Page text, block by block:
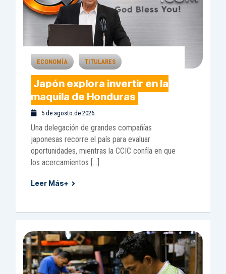
ECONOMÍA TITULARES
Japón explora invertir en la
maquila de Honduras
5 de agosto de 2026
Una delegación de grandes compañías
japonesas recorre el país para evaluar
oportunidades, mientras la CCIC confía en que
los acercamientos […]
Leer Más+